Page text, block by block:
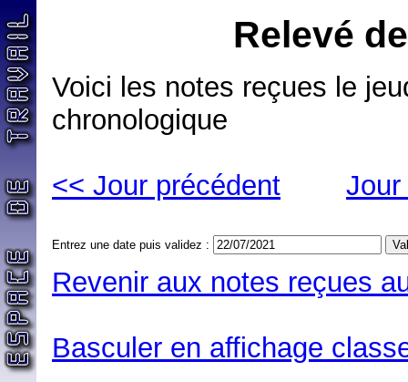
Relevé
Voici les notes reçues le
chronologique
<< Jour précédent
Entrez une date puis validez :
Revenir aux notes reçues
Basculer en affichage